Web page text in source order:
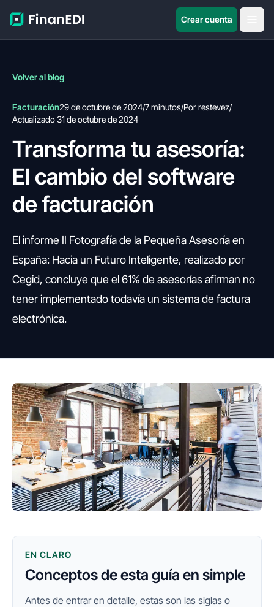
Crear cuenta
Volver al blog
Facturación29 de octubre de 2024/7 minutos/Por restevez/
Actualizado 31 de octubre de 2024
Transforma tu asesoría:
El cambio del software
de facturación
El informe II Fotografía de la Pequeña Asesoría en
España: Hacia un Futuro Inteligente, realizado por
Cegid, concluye que el 61% de asesorías afirman no
tener implementado todavía un sistema de factura
electrónica.
EN CLARO
Conceptos de esta guía en simple
Antes de entrar en detalle, estas son las siglas o